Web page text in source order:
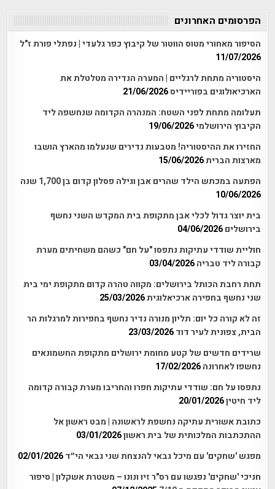
הפרסומים האחרונים
הסיפור מאחורי מטוס הווטור של קיבוץ כפר גלעדי | נפתלי פורת ז"ל
11/07/2026
היסטוריה מתחת לרגליים | המערה הנדירה מטלטלת את
הארכיאולוגים בפוריידיס21/06/2026
תעלומה מתחת לפני השטח: המנהרה הקדומה שנחשפה ליד
הקיבוץ הירושלמי19/06/2026
החזירו את ההיסטוריה! מטבעות נדירים שנעלמו מהארץ הושבו
מארצות הברית15/06/2026
הפתעה במכתש הילד שהרים אבן וגילה פסלון קדום בן 1,700 שנה
10/06/2026
בית יוצר גדול לכלי אבן מתקופת בית המקדש השני נחשף
בירושלים 04/06/2026
חוליית שודדי עתיקות נתפסו "על חם" כשהם משחיתים מערת
קבורה ליד טבריה 03/04/2026
תחת רחבת הכותל בירושלים: מקווה טהרה קדום מתקופת ימי בית
שני נחשף בחפירה ארכיאלוגית25/03/2026
זה לא קורה כל יום: תליון מנורה נדיר נחשף בחפירות למרגלות הר
הבית, צפונית לעיר דוד 23/03/2026
שרידים חדשים של קטע מחומת ירושלים מתקופת החשמונאים
נחשפו לאחרונה 17/02/2026
נתפסו על חם: שודדי עתיקות חפרו והחריבו מערת קבורה קדומה
ליד חיטין20/01/2026
כתובת אשורית עתיקה נחשפת לראשונה | מבט ראשון אל
ההתכתבות המלכותית של בית ראשון03/01/2026
מפגש 'שחקים' עם מיכל גבאי להנצחת שני גבאי הי״ד 02/01/2026
חניכי 'שחקים' נפגשו עם רס"ר זיו ונונו – משטרת אשקלון | סיפור